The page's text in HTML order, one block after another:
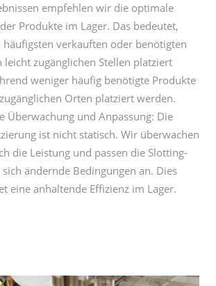
empfehlen wir die optimale
Produkte im Lager. Das bedeutet,
häufigsten verkauften oder benötigten
leicht zugänglichen Stellen platziert
weniger häufig benötigte Produkte
Orten platziert werden.
Überwachung und Anpassung: Die
ist nicht statisch. Wir überwachen
die Leistung und passen die Slotting-
sich ändernde Bedingungen an. Dies
eine anhaltende Effizienz im Lager.